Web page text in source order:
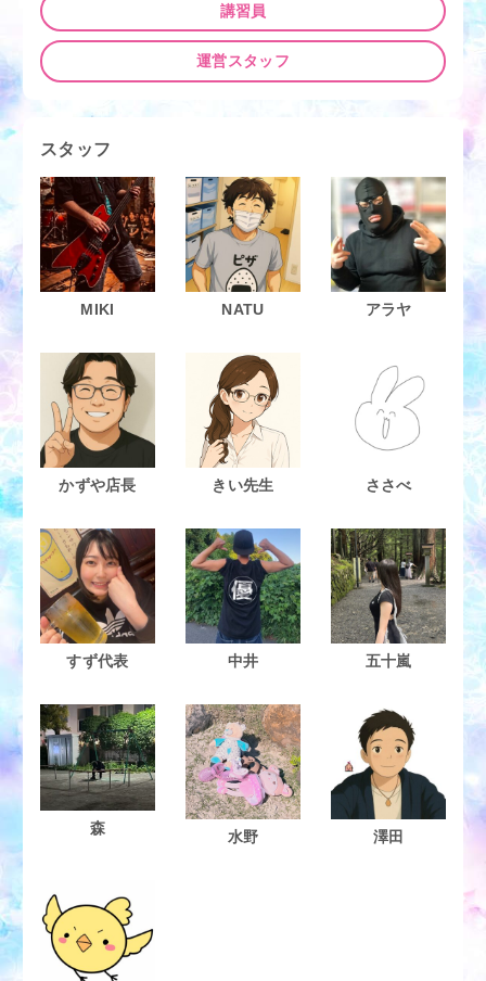
講習員
運営スタッフ
スタッフ
MIKI NATU アラヤ
かずや店長 きい先生 ささべ
すず代表 中井 五十嵐
森 水野 澤田